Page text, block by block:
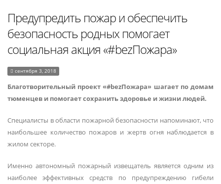
Предупредить пожар и обеспечить
безопасность родных помогает
социальная акция «#bezПожара»
сентября 3, 2018
Благотворительный проект «#bezПожара» шагает по домам
тюменцев и помогает сохранить здоровье и жизни людей.
Специалисты в области пожарной безопасности напоминают, что
наибольшее количество пожаров и жертв огня наблюдается в
жилом секторе.
Именно автономный пожарный извещатель является одним из
наиболее эффективных средств по предупреждению гибели